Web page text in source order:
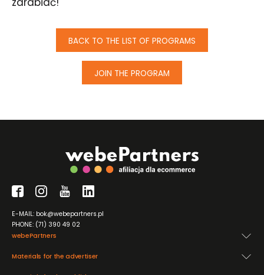
BACK TO THE LIST OF PROGRAMS
JOIN THE PROGRAM
webePartners
Materials for the advertiser
E-MAIL: bok@webepartners.pl
PHONE: (71) 390 49 02